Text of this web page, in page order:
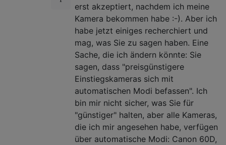
erst akzeptiert, nachdem ich meine
Kamera bekommen habe :-). Aber ich
habe jetzt einiges recherchiert und
mag, was Sie zu sagen haben. Eine
Sache, die ich ändern könnte: Sie
sagen, dass "preisgünstigere
Einstiegskameras sich mit
automatischen Modi befassen". Ich
bin mir nicht sicher, was Sie für
"günstiger" halten, aber alle Kameras,
die ich mir angesehen habe, verfügen
über automatische Modi: Canon 60D,